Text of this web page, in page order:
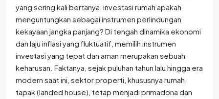
yang sering kali bertanya, investasi rumah apakah
menguntungkan sebagai instrumen perlindungan
kekayaan jangka panjang? Di tengah dinamika ekonomi
dan laju inflasi yang fluktuatif, memilih instrumen
investasi yang tepat dan aman merupakan sebuah
keharusan. Faktanya, sejak puluhan tahun lalu hingga era
modern saat ini, sektor properti, khususnya rumah
tapak (landed house), tetap menjadi primadona dan